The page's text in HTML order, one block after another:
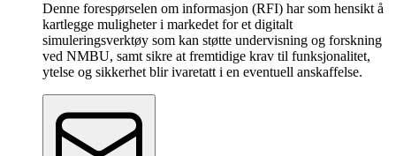
Denne forespørselen om informasjon (RFI) har som hensikt å
kartlegge muligheter i markedet for et digitalt
simuleringsverktøy som kan støtte undervisning og forskning
ved NMBU, samt sikre at fremtidige krav til funksjonalitet,
ytelse og sikkerhet blir ivaretatt i en eventuell anskaffelse.